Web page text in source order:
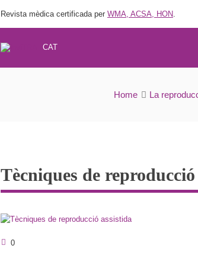
Revista mèdica certificada per WMA, ACSA, HON.
CAT
Home La
Tècniques de
0